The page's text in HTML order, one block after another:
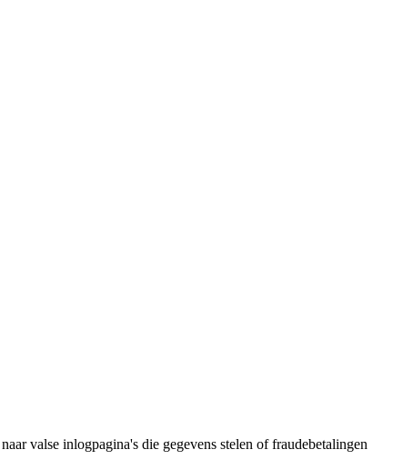
valse inlogpagina's die gegevens stelen of fraudebetalingen